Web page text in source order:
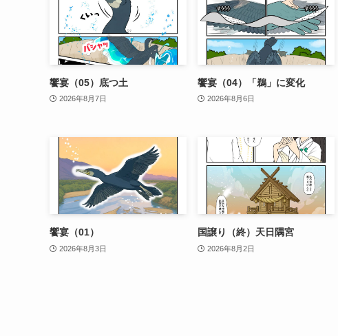
饗宴（05）底つ土
2026年8月7日
饗宴（04）「鵜」に変化
2026年8月6日
饗宴（01）
2026年8月3日
国譲り（終）天日隅宮
2026年8月2日